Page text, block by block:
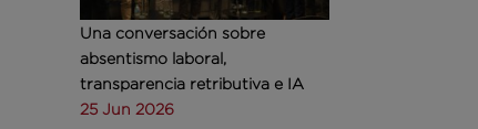
Una conversación sobre
absentismo laboral,
transparencia retributiva e IA
25 Jun 2026